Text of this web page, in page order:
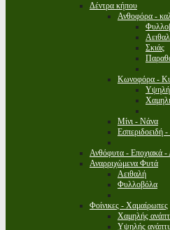
Δέντρα κήπου
Ανθοφόρα -
Σκιάς
Κωνοφόρα -
Μίνι - Νάνα
Εσπεριδοειδή
Ανθόφυτα - Εποχιακά
Αναρριχώμενα Φυτά
Αειθαλή
Φυλλοβόλα
Φοίνικες - Χαμαίρωπες
Χαμηλής
Υψηλής